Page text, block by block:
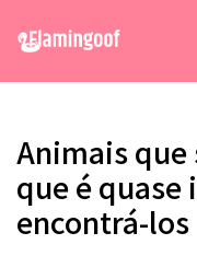
Animais
que é
encontrá-los